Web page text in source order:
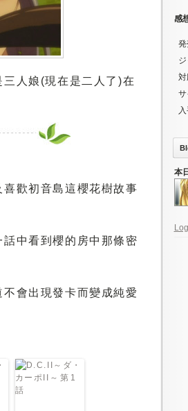
人娘(現在是二人了)在
歡初音島這櫻花樹故事
中看到櫻的房中那條密
會出現發卡而變成純愛
感
発
対
サ
本